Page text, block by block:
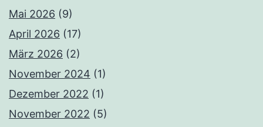
Mai 2026 (9)
April 2026 (17)
März 2026 (2)
November 2024 (1)
Dezember 2022 (1)
November 2022 (5)